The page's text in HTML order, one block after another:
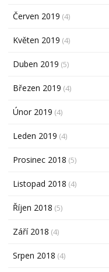
Červen 2019 (4)
Květen 2019 (4)
Duben 2019 (5)
Březen 2019 (4)
Únor 2019 (4)
Leden 2019 (4)
Prosinec 2018 (5)
Listopad 2018 (4)
Říjen 2018 (5)
Září 2018 (4)
Srpen 2018 (4)